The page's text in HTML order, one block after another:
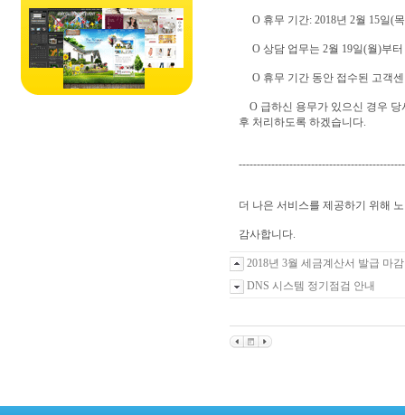
O 휴무 기간: 2018년 2월 15일(
O 상담 업무는 2월 19일(월)부터
O 휴무 기간 동안 접수된 고객센
O 급하신 용무가 있으신 경우 당
후 처리하도록 하겠습니다.
더 나은 서비스를 제공하기 위해
감사합니다.
2018년 3월 세금계산서 발급 마
DNS 시스템 정기점검 안내